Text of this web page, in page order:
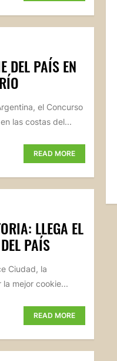
DEL PAÍS EN
el Concurso
las costas del...
READ MORE
LLEGA EL
PAÍS
Ciudad, la
mejor cookie...
READ MORE